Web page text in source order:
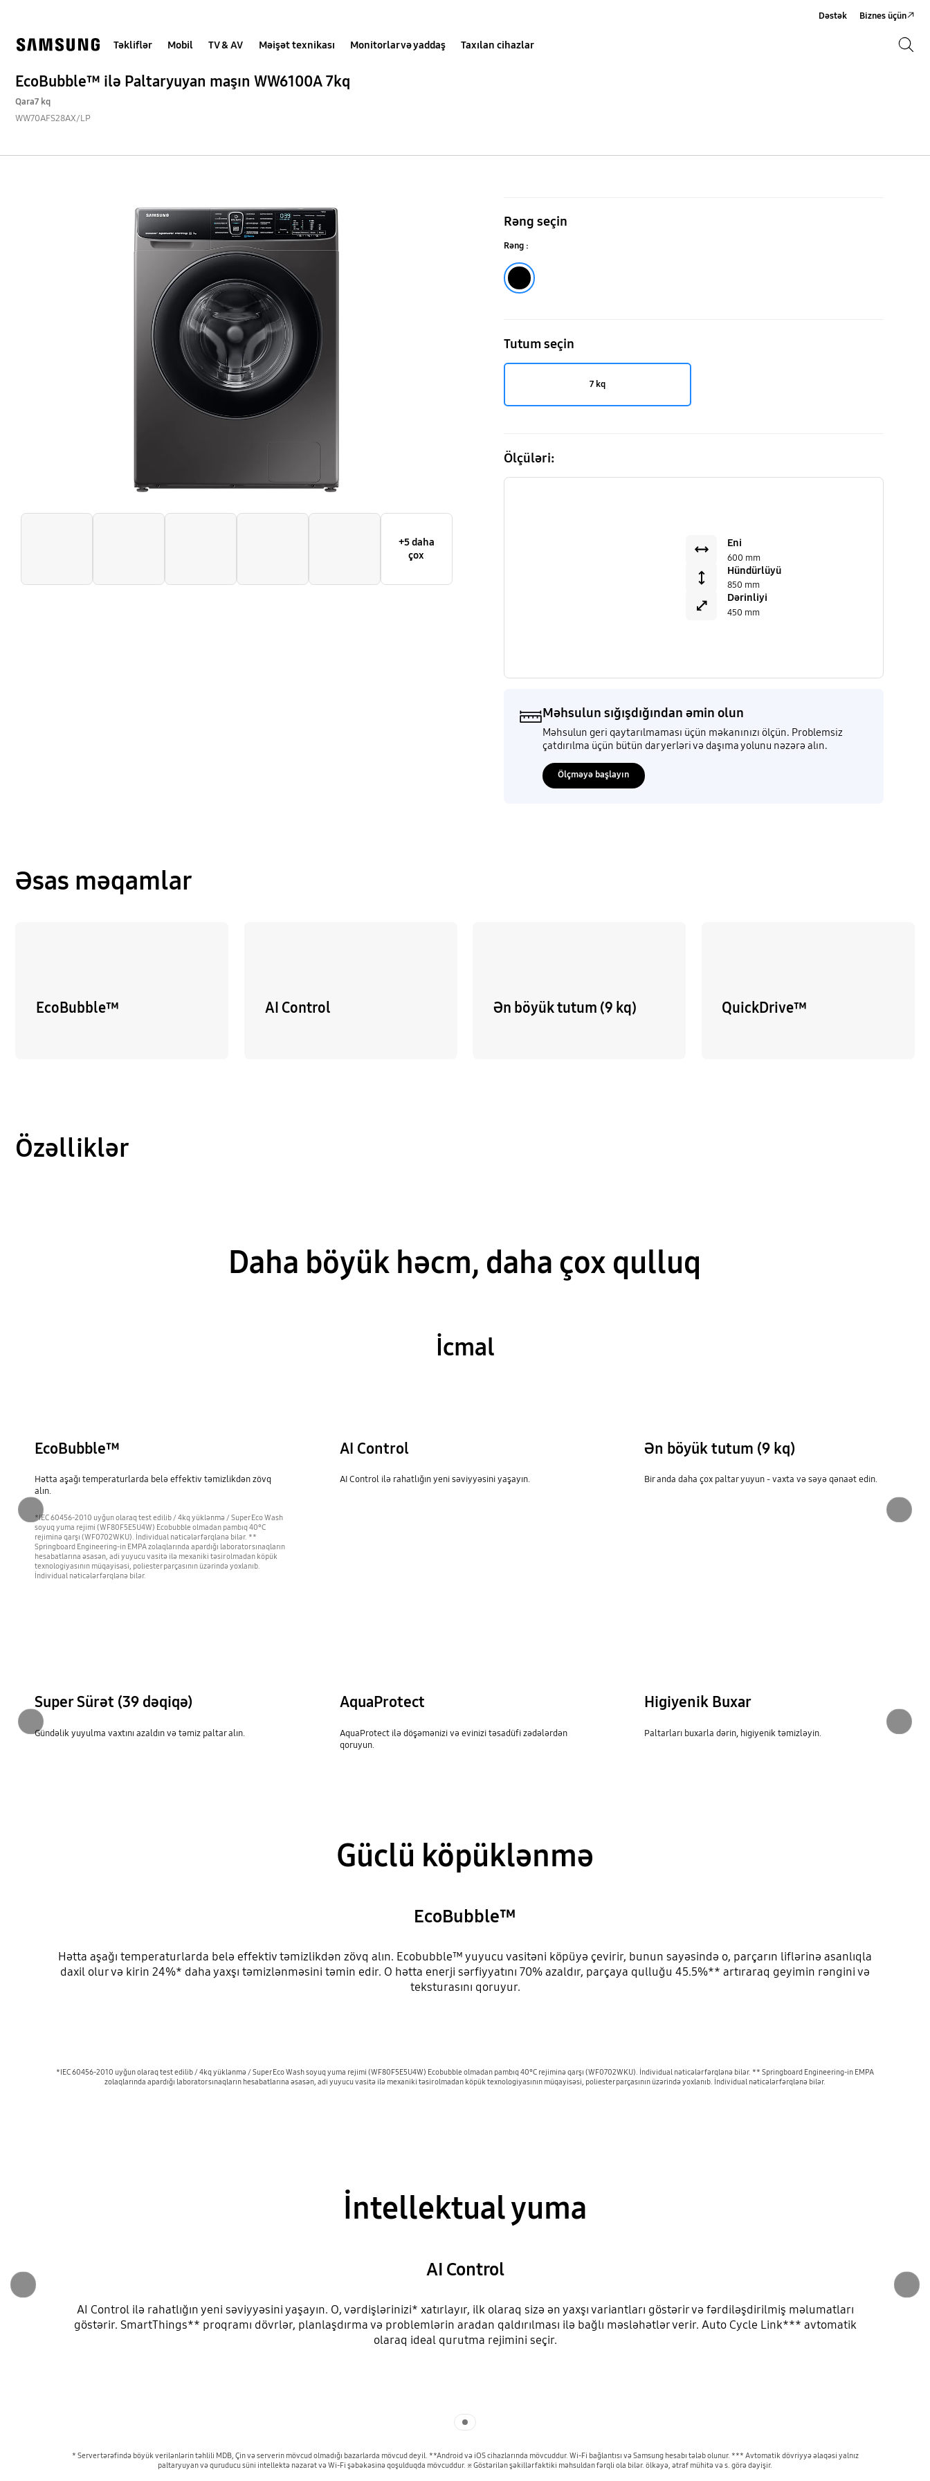
help
Təkliflər Mobil TV & AV Məişət texnikası Monitorlar və yaddaş Taxılan cihazlar
Dəstək Biznes üçün
EcoBubble™ ilə Paltaryuyan maşın WW6100A 7kq
Qara7 kq
WW70AFS28AX/LP
Paltaryuyan
maşın
WW6100A
+5 daha
çox
Rəng seçin
Rəng :
Tutum seçin
7 kq
Ölçüləri:
Eni
600 mm
Hündürlüyü
850 mm
Dərinliyi
450 mm
Məhsulun sığışdığından əmin olun
Məhsulun geri qaytarılmaması üçün məkanınızı ölçün. Problemsiz
çatdırılma üçün bütün dar yerləri və daşıma yolunu nəzərə alın.
Ölçməyə başlayın
Əsas məqamlar
EcoBubble™ AI Control Ən böyük tutum (9 kq) QuickDrive™
Özəlliklər
Daha böyük həcm, daha çox qulluq
İcmal
EcoBubble™
Hətta aşağı temperaturlarda belə effektiv təmizlikdən zövq
alın.
*IEC 60456-2010 uyğun olaraq test edilib / 4kq yüklənmə / Super Eco Wash
soyuq yuma rejimi (WF80F5E5U4W) Ecobubble olmadan pambıq 40°C
rejiminə qarşı (WF0702WKU). İndividual nəticələr fərqlənə bilər. **
Springboard Engineering-in EMPA zolaqlarında apardığı laborator sınaqların
hesabatlarına əsasən, adi yuyucu vasitə ilə mexaniki təsir olmadan köpük
texnologiyasının müqayisəsi, poliester parçasının üzərində yoxlanıb.
İndividual nəticələr fərqlənə bilər.
AI Control
AI Control ilə rahatlığın yeni səviyyəsini yaşayın.
Ən böyük tutum (9 kq)
Bir anda daha çox paltar yuyun - vaxta və səyə qənaət edin.
Super Sürət (39 dəqiqə)
Gündəlik yuyulma vaxtını azaldın və təmiz paltar alın.
AquaProtect
AquaProtect ilə döşəmənizi və evinizi təsadüfi zədələrdən
qoruyun.
Higiyenik Buxar
Paltarları buxarla dərin, higiyenik təmizləyin.
Güclü köpüklənmə
EcoBubble™
Hətta aşağı temperaturlarda belə effektiv təmizlikdən zövq alın. Ecobubble™ yuyucu vasitəni köpüyə çevirir, bunun sayəsində o, parçarın liflərinə asanlıqla
daxil olur və kirin 24%* daha yaxşı təmizlənməsini təmin edir. O hətta enerji sərfiyyatını 70% azaldır, parçaya qulluğu 45.5%** artıraraq geyimin rəngini və
teksturasını qoruyur.
*IEC 60456-2010 uyğun olaraq test edilib / 4kq yüklənmə / Super Eco Wash soyuq yuma rejimi (WF80F5E5U4W) Ecobubble olmadan pambıq 40°C rejiminə qarşı (WF0702WKU). İndividual nəticələr fərqlənə bilər. ** Springboard Engineering-in EMPA
zolaqlarında apardığı laborator sınaqların hesabatlarına əsasən, adi yuyucu vasitə ilə mexaniki təsir olmadan köpük texnologiyasının müqayisəsi, poliester parçasının üzərində yoxlanıb. İndividual nəticələr fərqlənə bilər.
İntellektual yuma
AI Control
AI Control ilə rahatlığın yeni səviyyəsini yaşayın. O, vərdişlərinizi* xatırlayır, ilk olaraq sizə ən yaxşı variantları göstərir və fərdiləşdirilmiş məlumatları
göstərir. SmartThings** proqramı dövrlər, planlaşdırma və problemlərin aradan qaldırılması ilə bağlı məsləhətlər verir. Auto Cycle Link*** avtomatik
olaraq ideal qurutma rejimini seçir.
* Server tərəfində böyük verilənlərin təhlili MDB, Çin və serverin mövcud olmadığı bazarlarda mövcud deyil. **Android və iOS cihazlarında mövcuddur. Wi-Fi bağlantısı və Samsung hesabı tələb olunur. *** Avtomatik dövriyyə əlaqəsi yalnız
paltaryuyan və quruducu süni intellektə nəzarət və Wi-Fi şəbəkəsinə qoşulduqda mövcuddur. ※ Göstərilən şəkillər faktiki məhsuldan fərqli ola bilər. ölkəyə, ətraf mühitə və s. görə dəyişir.